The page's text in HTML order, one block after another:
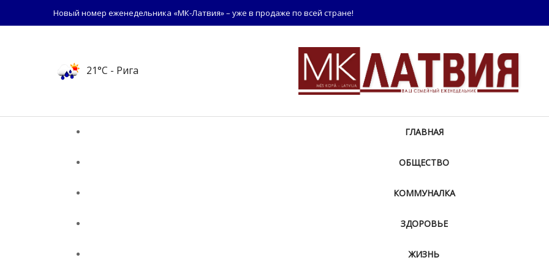
Новый номер еженедельника «МК-Латвия» – уже в продаже по всей стране!
21°C - Рига
ГЛАВНАЯ
ОБЩЕСТВО
КОММУНАЛКА
ЗДОРОВЬЕ
ЖИЗНЬ